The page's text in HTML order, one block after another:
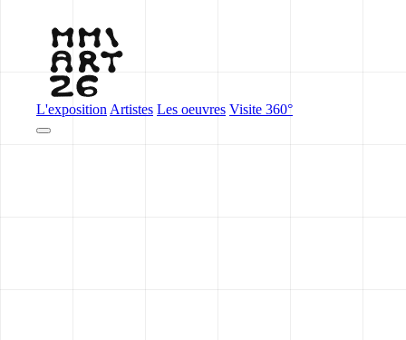
L'exposition Artistes Les oeuvres Visite 360°